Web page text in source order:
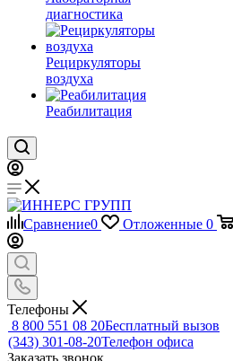
диагностика
Рециркуляторы
воздуха
Реабилитация
Сравнение0 Отложенные 0
Телефоны
8 800 551 08 20Бесплатный вызов
(343) 301-08-20Телефон офиса
Заказать звонок